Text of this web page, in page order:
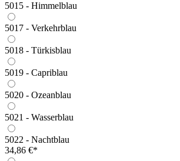
5015 - Himmelblau
5017 - Verkehrblau
5018 - Türkisblau
5019 - Capriblau
5020 - Ozeanblau
5021 - Wasserblau
5022 - Nachtblau
34,86 €*